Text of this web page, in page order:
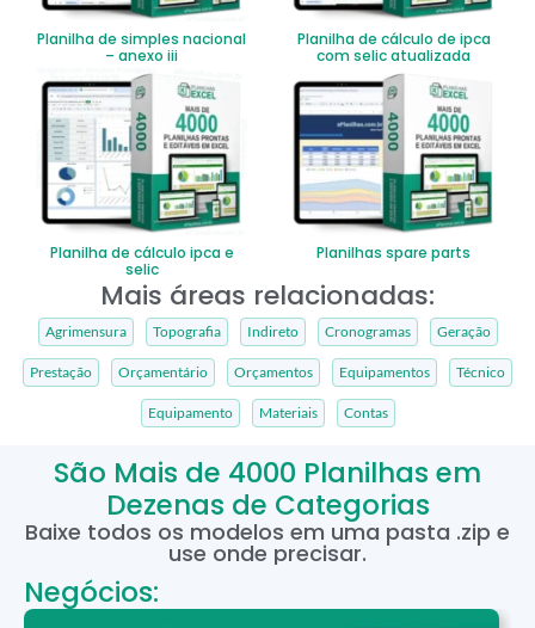
Planilha de simples nacional
– anexo iii
Planilha de cálculo de ipca
com selic atualizada
Planilha de cálculo ipca e
selic
Planilhas spare parts
Mais áreas relacionadas:
Agrimensura Topografia Indireto Cronogramas Geração
Prestação Orçamentário Orçamentos Equipamentos Técnico
Equipamento Materiais Contas
São Mais de 4000 Planilhas em
Dezenas de Categorias
Baixe todos os modelos em uma pasta .zip e
use onde precisar.
Negócios: